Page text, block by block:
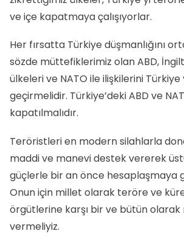
ve içe kapatmaya çalışıyorlar.
Her fırsatta Türkiye düşmanlığını
sözde müttefiklerimiz olan ABD,
ülkeleri ve NATO ile ilişkilerini
geçirmelidir. Türkiye’deki ABD ve
kapatılmalıdır.
Teröristleri en modern silahlarla
maddi ve manevi destek vererek
güçlerle bir an önce hesaplaşmaya
Onun için millet olarak teröre ve
örgütlerine karşı bir ve bütün
vermeliyiz.